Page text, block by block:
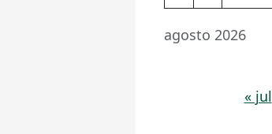
agosto 2026
« jul